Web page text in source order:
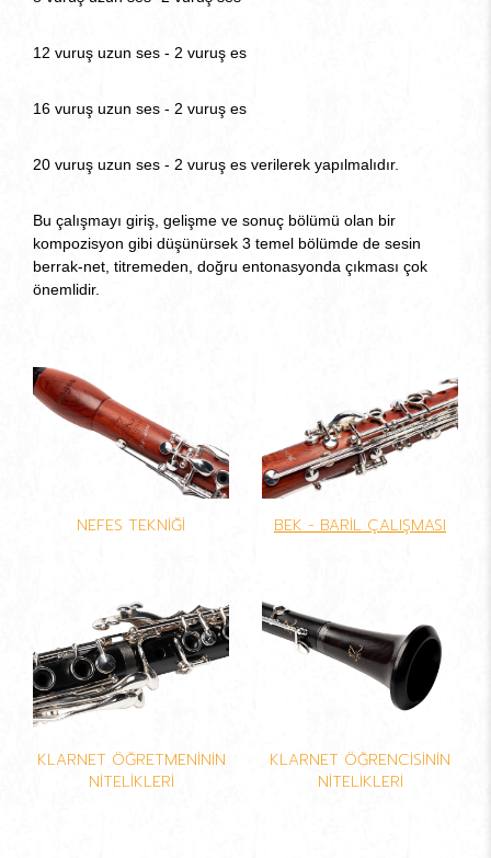
12 vuruş uzun ses - 2 vuruş es
16 vuruş uzun ses - 2 vuruş es
20 vuruş uzun ses - 2 vuruş es verilerek yapılmalıdır.
Bu çalışmayı giriş, gelişme ve sonuç bölümü olan bir
kompozisyon gibi düşünürsek 3 temel bölümde de sesin
berrak-net, titremeden, doğru entonasyonda çıkması çok
önemlidir.
NEFES TEKNİĞİ BEK - BARİL ÇALIŞMASI
KLARNET ÖĞRETMENİNİN
NİTELİKLERİ
KLARNET ÖĞRENCİSİNİN
NİTELİKLERİ